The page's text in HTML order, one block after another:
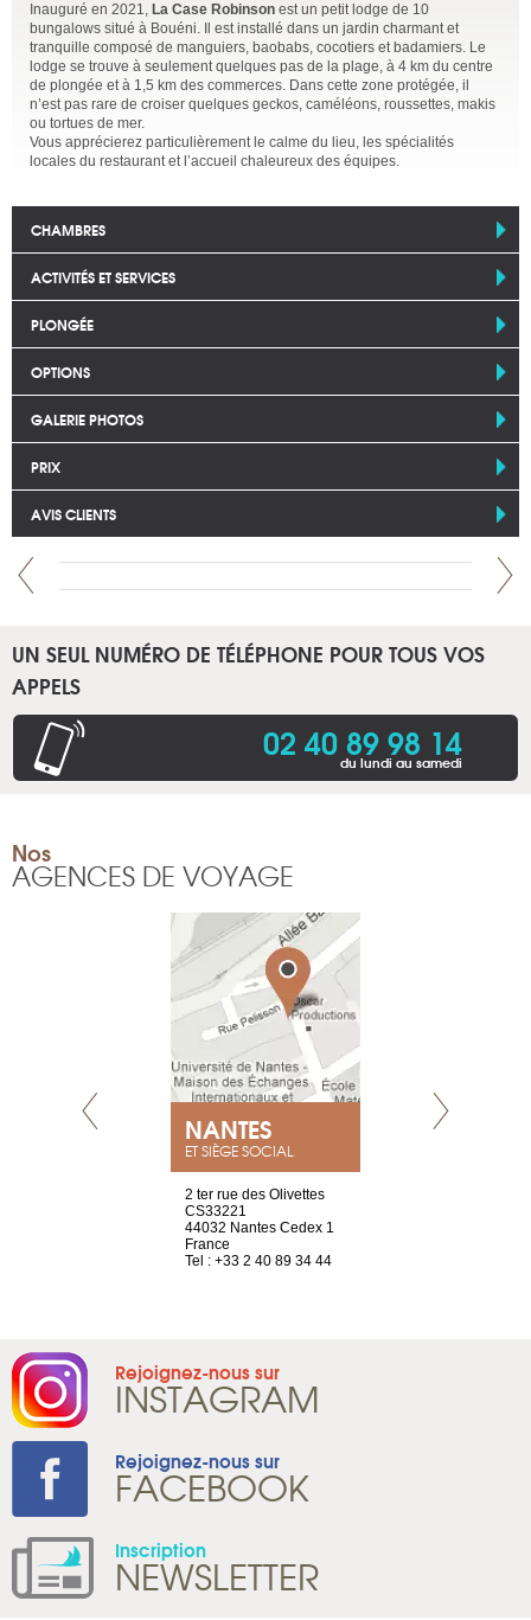
Inauguré en 2021, La Case Robinson est un petit lodge de 10
bungalows situé à Bouéni. Il est installé dans un jardin charmant et
tranquille composé de manguiers, baobabs, cocotiers et badamiers. Le
lodge se trouve à seulement quelques pas de la plage, à 4 km du centre
de plongée et à 1,5 km des commerces. Dans cette zone protégée, il
n’est pas rare de croiser quelques geckos, caméléons, roussettes, makis
ou tortues de mer.
Vous apprécierez particulièrement le calme du lieu, les spécialités
locales du restaurant et l’accueil chaleureux des équipes.
CHAMBRES
ACTIVITÉS ET SERVICES
PLONGÉE
OPTIONS
GALERIE PHOTOS
PRIX
AVIS CLIENTS
UN SEUL NUMÉRO DE TÉLÉPHONE POUR TOUS VOS
APPELS
02 40 89 98 14
du lundi au samedi
Nos
AGENCES DE VOYAGE
NANTES
ET SIÈGE SOCIAL
2 ter rue des Olivettes
CS33221
44032 Nantes Cedex 1
France
Tel : +33 2 40 89 34 44
Rejoignez-nous sur
INSTAGRAM
Rejoignez-nous sur
FACEBOOK
Inscription
NEWSLETTER